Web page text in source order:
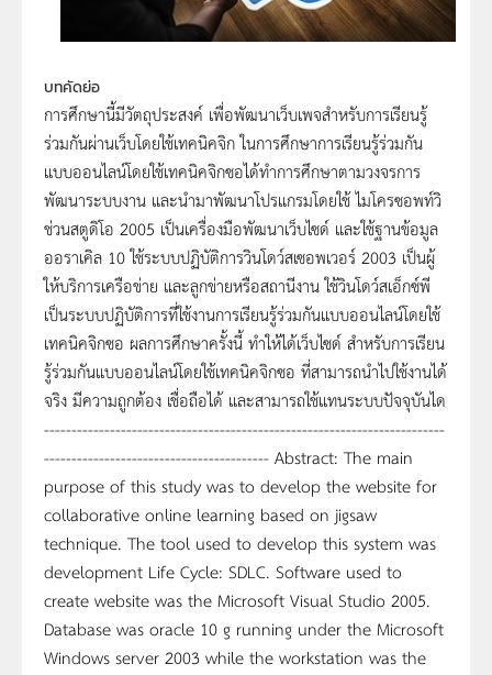
บทคัดย่อ
การศึกษานี้มีวัตถุประสงค์ เพื่อพัฒนาเว็บเพจสำหรับการเรียนรู้
ร่วมกันผ่านเว็บโดยใช้เทคนิคจิก ในการศึกษาการเรียนรู้ร่วมกัน
แบบออนไลน์โดยใช้เทคนิคจิกซอได้ทำการศึกษาตามวงจรการ
พัฒนาระบบงาน และนำมาพัฒนาโปรแกรมโดยใช้ ไมโครซอพท์วิ
ช่วนสตูดิโอ 2005 เป็นเครื่องมือพัฒนาเว็บไซด์ และใช้ฐานข้อมูล
ออราเคิล 10 ใช้ระบบปฏิบัติการวินโดว์สเซอพเวอร์ 2003 เป็นผู้
ให้บริการเครือข่าย และลูกข่ายหรือสถานีงาน ใช้วินโดว์สเอ็กซ์พี
เป็นระบบปฏิบัติการที่ใช้งานการเรียนรู้ร่วมกันแบบออนไลน์โดยใช้
เทคนิคจิกซอ ผลการศึกษาครั้งนี้ ทำให้ได้เว็บไซด์ สำหรับการเรียน
รู้ร่วมกันแบบออนไลน์โดยใช้เทคนิคจิกซอ ที่สามารถนำไปใช้งานได้
จริง มีความถูกต้อง เชื่อถือได้ และสามารถใช้แทนระบบปัจจุบันได
-------------------------------------------------------------------------
----------------------------------------- Abstract: The main
purpose of this study was to develop the website for
collaborative online learning based on jigsaw
technique. The tool used to develop this system was
development Life Cycle: SDLC. Software used to
create website was the Microsoft Visual Studio 2005.
Database was oracle 10 g running under the Microsoft
Windows server 2003 while the workstation was the